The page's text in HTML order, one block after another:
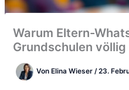
Warum Eltern-
Grundschulen
Von Elina Wieser/23.